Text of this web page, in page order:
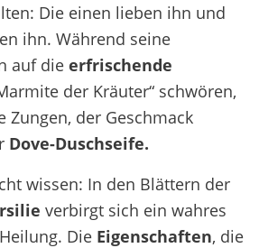
Die einen lieben ihn und
ihn. Während seine
auf die erfrischende
der Kräuter“ schwören,
Zungen, der Geschmack
Dove-Duschseife.
wissen: In den Blättern der
verbirgt sich ein wahres
Die Eigenschaften, die